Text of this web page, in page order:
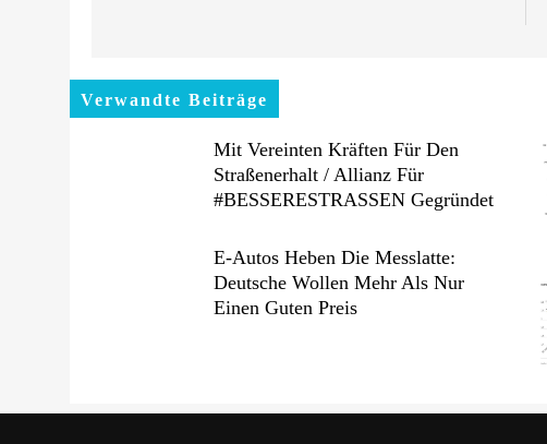
Verwandte Beiträge
Mit Vereinten Kräften Für Den
Straßenerhalt / Allianz Für
#BESSERESTRASSEN Gegründet
E-Autos Heben Die Messlatte:
Deutsche Wollen Mehr Als Nur
Einen Guten Preis